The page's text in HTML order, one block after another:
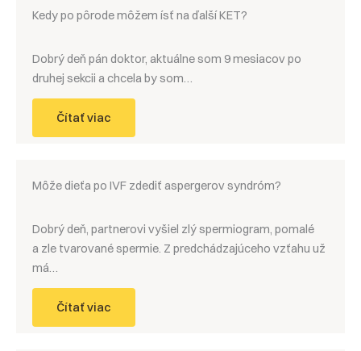
Kedy po pôrode môžem ísť na ďalší KET?
Dobrý deň pán doktor, aktuálne som 9 mesiacov po
druhej sekcii a chcela by som…
Čítať viac
Môže dieťa po IVF zdediť aspergerov syndróm?
Dobrý deň, partnerovi vyšiel zlý spermiogram, pomalé
a zle tvarované spermie. Z predchádzajúceho vzťahu už
má…
Čítať viac